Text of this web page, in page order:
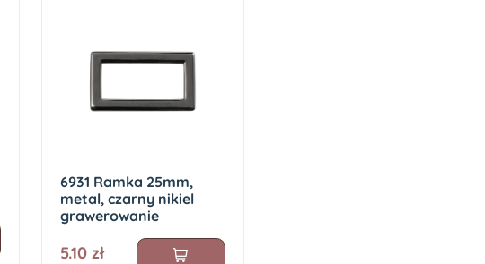
6931 Ramka 25mm,
metal, czarny nikiel
grawerowanie
5.10 zł